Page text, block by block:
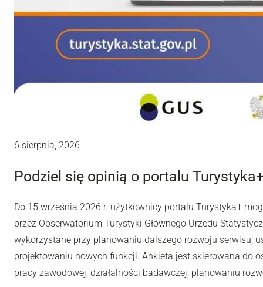
6 sierpnia, 2026
Podziel się opinią o portalu
Do 15 września 2026 r. użytkownicy portalu Turystyka+
przez Obserwatorium Turystyki Głównego Urzędu
wykorzystane przy planowaniu dalszego rozwoju serwisu,
projektowaniu nowych funkcji. Ankieta jest skierowana do
pracy zawodowej, działalności badawczej, planowaniu